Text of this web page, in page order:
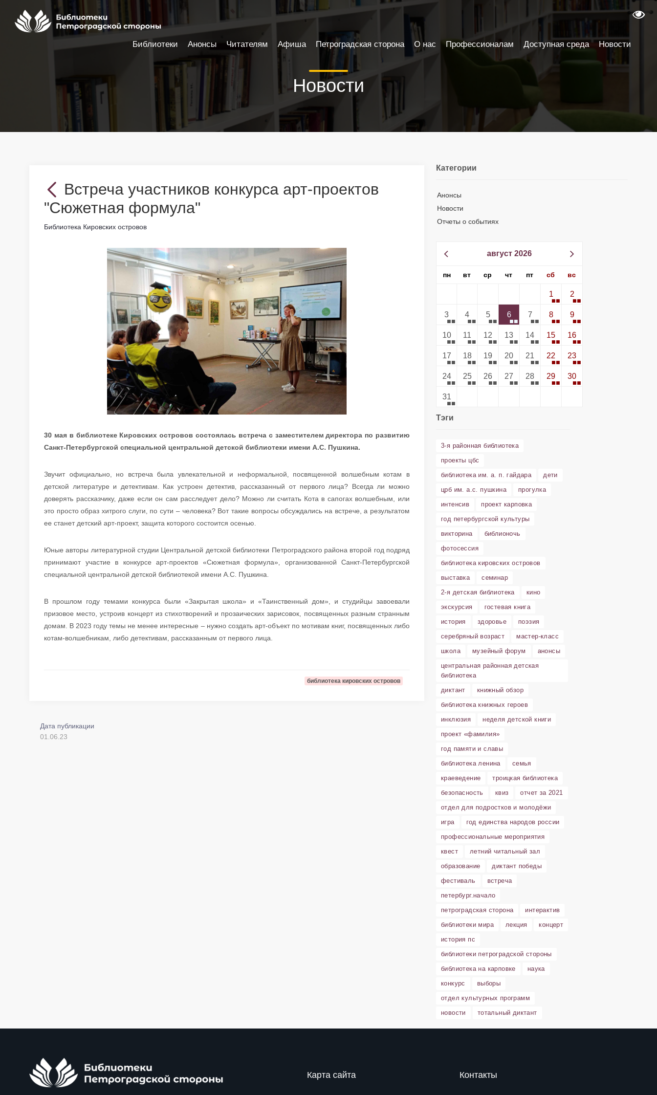
Новости
Встреча участников конкурса арт-проектов
"Сюжетная формула"
Библиотека Кировских островов
30 мая в библиотеке Кировских островов состоялась встреча с заместителем директора по развитию
Санкт-Петербургской специальной центральной детской библиотеки имени А.С. Пушкина.
Звучит официально, но встреча была увлекательной и неформальной, посвященной волшебным котам в
детской литературе и детективам. Как устроен детектив, рассказанный от первого лица? Всегда ли можно
доверять рассказчику, даже если он сам расследует дело? Можно ли считать Кота в сапогах волшебным, или
это просто образ хитрого слуги, по сути – человека? Вот такие вопросы обсуждались на встрече, а результатом
ее станет детский арт-проект, защита которого состоится осенью.
Юные авторы литературной студии Центральной детской библиотеки Петроградского района второй год подряд
принимают участие в конкурсе арт-проектов «Сюжетная формула», организованной Санкт-Петербургской
специальной центральной детской библиотекой имени А.С. Пушкина.
В прошлом году темами конкурса были «Закрытая школа» и «Таинственный дом», и студийцы завоевали
призовое место, устроив концерт из стихотворений и прозаических зарисовок, посвященных разным странным
домам. В 2023 году темы не менее интересные – нужно создать арт-объект по мотивам книг, посвященных либо
котам-волшебникам, либо детективам, рассказанным от первого лица.​​​
библиотека кировских островов
Дата публикации
01.06.23
Категории
Анонсы
Новости
Отчеты о событиях
август 2026
пн вт ср чт пт сб вс
1 2
3 4 5 6 7 8 9
10 11 12 13 14 15 16
17 18 19 20 21 22 23
24 25 26 27 28 29 30
31
Тэги
3-я районная библиотека
проекты цбс
библиотека им. а. п. гайдара
дети
црб им. а.с. пушкина
прогулка
интенсив
проект карповка
год петербургской культуры
викторина
библионочь
фотосессия
библиотека кировских островов
выставка
семинар
2-я детская библиотека
кино
экскурсия
гостевая книга
история
здоровье
поэзия
серебряный возраст
мастер-класс
школа
музейный форум
анонсы
центральная районная детская
библиотека
диктант
книжный обзор
библиотека книжных героев
инклюзия
неделя детской книги
проект «фамилия»
год памяти и славы
библиотека ленина
семья
краеведение
троицкая библиотека
безопасность
квиз
отчет за 2021
отдел для подростков и молодёжи
игра
год единства народов россии
профессиональные мероприятия
квест
летний читальный зал
образование
диктант победы
фестиваль
встреча
петербург.начало
петроградская сторона
интерактив
библиотеки мира
лекция
концерт
история пс
библиотеки петроградской стороны
библиотека на карповке
наука
конкурс
выборы
отдел культурных программ
новости
тотальный диктант
Карта сайта Контакты
Библиотеки Анонсы Читателям Афиша Петроградская сторона О нас Профессионалам Доступная среда Новости
Настройки доступности